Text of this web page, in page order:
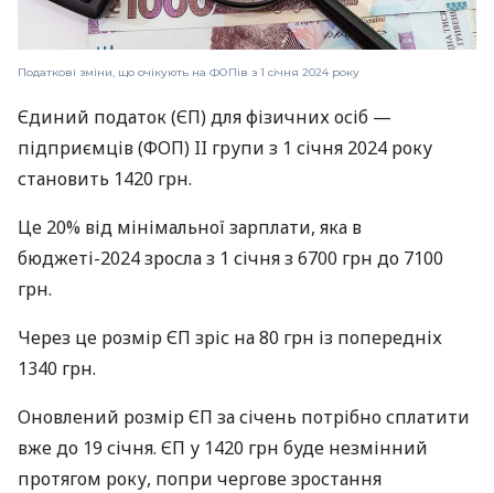
Податкові зміни, що очікують на ФОПів з 1 січня 2024 року
Єдиний податок (ЄП) для фізичних осіб —
підприємців (ФОП) II групи з 1 січня 2024 року
становить 1420 грн.
Це 20% від мінімальної зарплати, яка в
бюджеті-2024 зросла з 1 січня з 6700 грн до 7100
грн.
Через це розмір ЄП зріс на 80 грн із попередніх
1340 грн.
Оновлений розмір ЄП за січень потрібно сплатити
вже до 19 січня. ЄП у 1420 грн буде незмінний
протягом року, попри чергове зростання